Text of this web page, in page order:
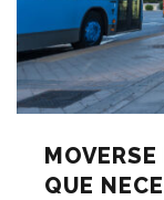
QUE